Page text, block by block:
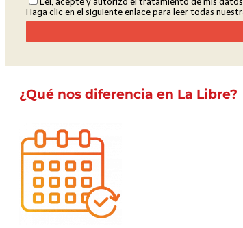
¿Qué nos diferencia en La Libre?